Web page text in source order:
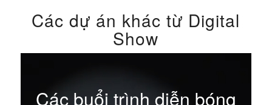
Các dự án khác từ Digital
Show
Các buổi trình diễn bóng